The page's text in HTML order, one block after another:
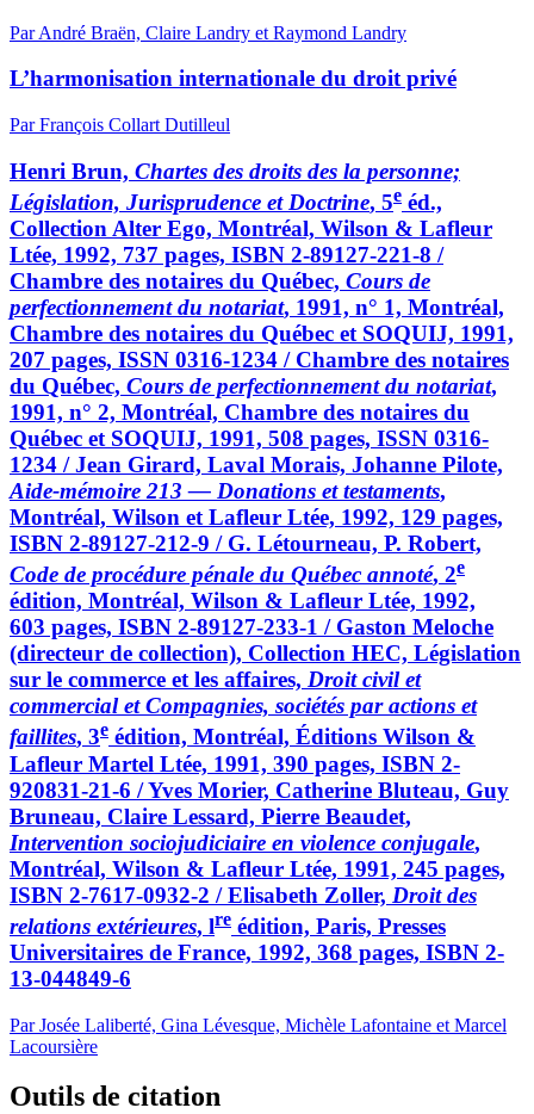
Par André Braën, Claire Landry et Raymond Landry
L’harmonisation internationale du droit privé
Par François Collart Dutilleul
Henri Brun, Chartes des droits des la personne;
Législation, Jurisprudence et Doctrine, 5e éd.,
Collection Alter Ego, Montréal, Wilson & Lafleur
Ltée, 1992, 737 pages, ISBN 2-89127-221-8 /
Chambre des notaires du Québec, Cours de
perfectionnement du notariat, 1991, n° 1, Montréal,
Chambre des notaires du Québec et SOQUIJ, 1991,
207 pages, ISSN 0316-1234 / Chambre des notaires
du Québec, Cours de perfectionnement du notariat,
1991, n° 2, Montréal, Chambre des notaires du
Québec et SOQUIJ, 1991, 508 pages, ISSN 0316-
1234 / Jean Girard, Laval Morais, Johanne Pilote,
Aide-mémoire 213 — Donations et testaments,
Montréal, Wilson et Lafleur Ltée, 1992, 129 pages,
ISBN 2-89127-212-9 / G. Létourneau, P. Robert,
Code de procédure pénale du Québec annoté, 2e
édition, Montréal, Wilson & Lafleur Ltée, 1992,
603 pages, ISBN 2-89127-233-1 / Gaston Meloche
(directeur de collection), Collection HEC, Législation
sur le commerce et les affaires, Droit civil et
commercial et Compagnies, sociétés par actions et
faillites, 3e édition, Montréal, Éditions Wilson &
Lafleur Martel Ltée, 1991, 390 pages, ISBN 2-
920831-21-6 / Yves Morier, Catherine Bluteau, Guy
Bruneau, Claire Lessard, Pierre Beaudet,
Intervention sociojudiciaire en violence conjugale,
Montréal, Wilson & Lafleur Ltée, 1991, 245 pages,
ISBN 2-7617-0932-2 / Elisabeth Zoller, Droit des
relations extérieures, lre édition, Paris, Presses
Universitaires de France, 1992, 368 pages, ISBN 2-
13-044849-6
Par Josée Laliberté, Gina Lévesque, Michèle Lafontaine et Marcel
Lacoursière
Outils de citation